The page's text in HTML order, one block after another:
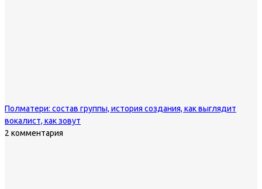
Полматери: состав группы, история создания, как выглядит
вокалист, как зовут
2 комментария